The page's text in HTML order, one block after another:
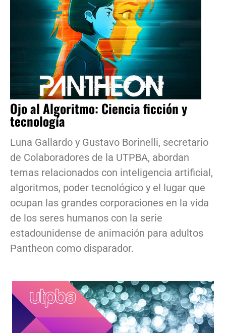
Ojo al Algoritmo: Ciencia ficción y
tecnología
Luna Gallardo y Gustavo Borinelli, secretario
de Colaboradores de la UTPBA, abordan
temas relacionados con inteligencia artificial,
algoritmos, poder tecnológico y el lugar que
ocupan las grandes corporaciones en la vida
de los seres humanos con la serie
estadounidense de animación para adultos
Pantheon como disparador.